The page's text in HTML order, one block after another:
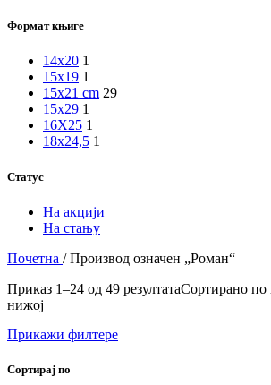
Формат књиге
14x20 1
15x19 1
15x21 cm 29
15x29 1
16X25 1
18x24,5 1
Статус
На акцији
На стању
Почетна / Производ oзначен „Роман“
Приказ 1–24 од 49 резултатаСортирано по
нижој
Прикажи филтере
Сортирај по